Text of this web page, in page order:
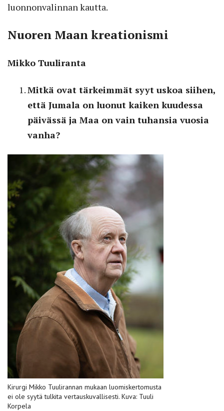
luonnonvalinnan kautta.
Nuoren Maan kreationismi
Mikko Tuuliranta
Mitkä ovat tärkeimmät syyt uskoa siihen,
että Jumala on luonut kaiken kuudessa
päivässä ja Maa on vain tuhansia vuosia
vanha?
Kirurgi Mikko Tuulirannan mukaan luomiskertomusta
ei ole syytä tulkita vertauskuvallisesti. Kuva: Tuuli
Korpela